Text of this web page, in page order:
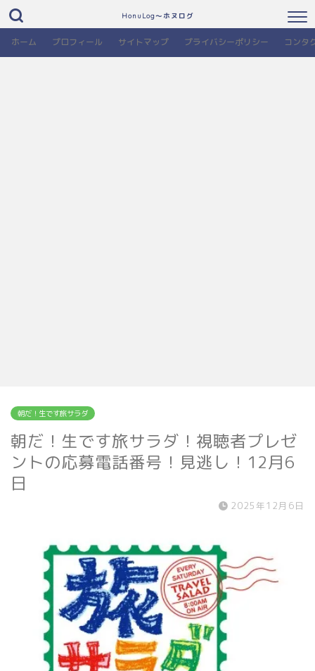
HonuLog～ホヌログ
ホーム プロフィール サイトマップ プライバシーポリシー コンタ
朝だ！生です旅サラダ
朝だ！生です旅サラダ！視聴者プレゼ
ントの応募電話番号！見逃し！12月6
日
2025年12月6日